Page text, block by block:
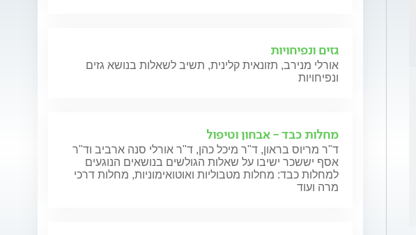
גזים ונפיחויות
אורלי מנירב, תזונאית קלינית, תשיב לשאלות בנושא גזים
ונפיחויות
מחלות כבד - אבחון וטיפול
ד"ר מריוס בראון, ד"ר מיכל כהן, ד"ר אורלי סנה ארביב וד"ר
אסף יששכר ישיבו על שאלות הגולשים בנושאים הנוגעים
למחלות כבד: מחלות מטבוליות ואוטואימוניות, מחלות דרכי
מרה ועוד